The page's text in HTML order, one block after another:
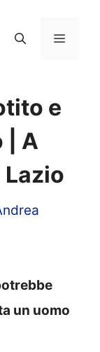
Menu
e
| A
Lazio
un uomo